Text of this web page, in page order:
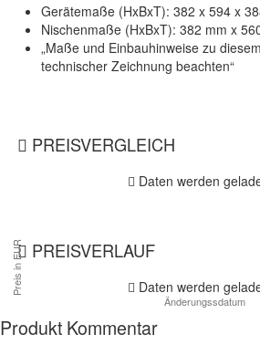
Gerätemaße (HxBxT): 382 x 594 x
Nischenmaße (HxBxT): 382 mm x
„Maße und Einbauhinweise zu
technischer Zeichnung beachten“
PREISVERGLEICH
Daten werden
PREISVERLAUF
Daten werden
Produkt Kommentar